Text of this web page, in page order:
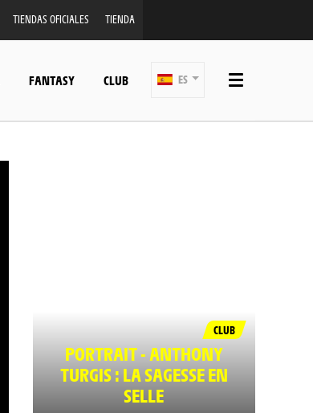
TIENDAS OFICIALES TIENDA
FANTASY CLUB ES
CLUB
PORTRAIT - ANTHONY
TURGIS : LA SAGESSE EN
SELLE